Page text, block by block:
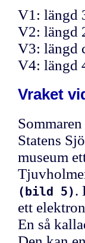
V1: längd
V2: längd
V3: längd
V4: längd
Vraket
Statens
museum
(bild 5).
ett
En så